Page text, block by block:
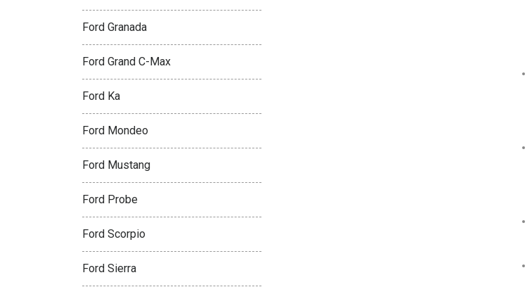
Ford Granada
Ford Grand C-Max
Ford Ka
Ford Mondeo
Ford Mustang
Ford Probe
Ford Scorpio
Ford Sierra